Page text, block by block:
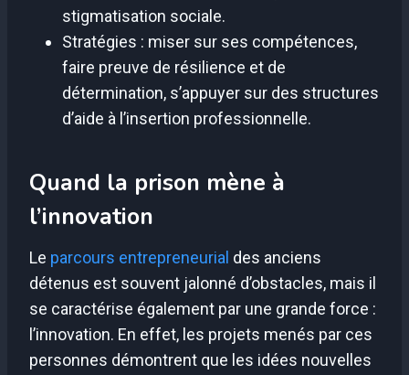
stigmatisation sociale.
Stratégies : miser sur ses compétences,
faire preuve de résilience et de
détermination, s’appuyer sur des structures
d’aide à l’insertion professionnelle.
Quand la prison mène à
l’innovation
Le parcours entrepreneurial des anciens
détenus est souvent jalonné d’obstacles, mais il
se caractérise également par une grande force :
l’innovation. En effet, les projets menés par ces
personnes démontrent que les idées nouvelles